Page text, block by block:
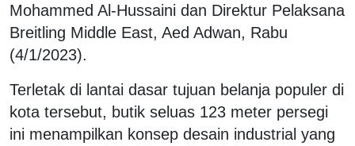
Mohammed Al-Hussaini dan Direktur Pelaksana
Breitling Middle East, Aed Adwan, Rabu
(4/1/2023).
Terletak di lantai dasar tujuan belanja populer di
kota tersebut, butik seluas 123 meter persegi
ini menampilkan konsep desain industrial yang